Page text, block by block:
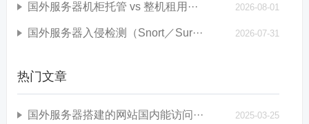
国外服务器机柜托管 vs 整机租用··· 2026-08-01
国外服务器入侵检测（Snort／Sur··· 2026-07-31
热门文章
国外服务器搭建的网站国内能访问··· 2025-03-25